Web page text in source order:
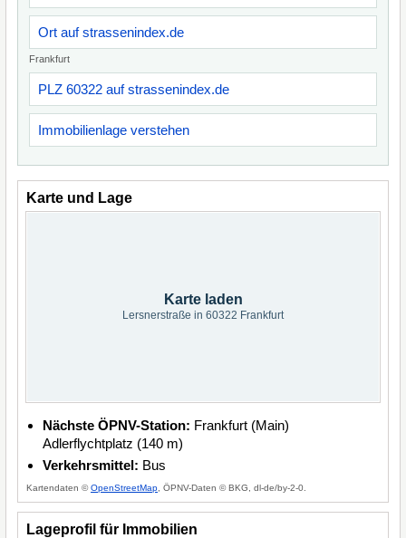
Ort auf strassenindex.de
Frankfurt
PLZ 60322 auf strassenindex.de
Immobilienlage verstehen
Karte und Lage
Karte laden
Lersnerstraße in 60322 Frankfurt
Nächste ÖPNV-Station: Frankfurt (Main)
Adlerflychtplatz (140 m)
Verkehrsmittel: Bus
Kartendaten ©OpenStreetMap , ÖPNV-Daten © BKG, dl-de/by-2-0.
Lageprofil für Immobilien